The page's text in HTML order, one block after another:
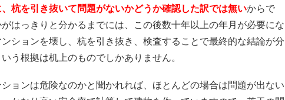
杭を引き抜いて問題がないかどうか確認した訳では無いからで
はっきりと分かるまでには、この後数十年以上の年月が必要にな
ションを壊し、杭を引き抜き、検査することで最終的な結論が分
う根拠は机上のものでしかありません。
ョンは危険なのかと聞かれれば、ほとんどの場合は問題が出ない